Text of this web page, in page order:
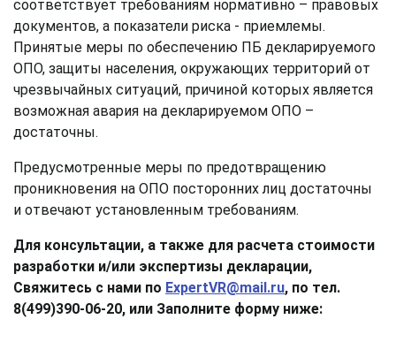
соответствует требованиям нормативно – правовых
документов, а показатели риска - приемлемы.
Принятые меры по обеспечению ПБ декларируемого
ОПО, защиты населения, окружающих территорий от
чрезвычайных ситуаций, причиной которых является
возможная авария на декларируемом ОПО –
достаточны.
Предусмотренные меры по предотвращению
проникновения на ОПО посторонних лиц достаточны
и отвечают установленным требованиям.
Для консультации, а также для расчета стоимости
разработки и/или экспертизы декларации,
Свяжитесь с нами по ExpertVR@mail.ru, по тел.
8(499)390-06-20, или Заполните форму ниже: